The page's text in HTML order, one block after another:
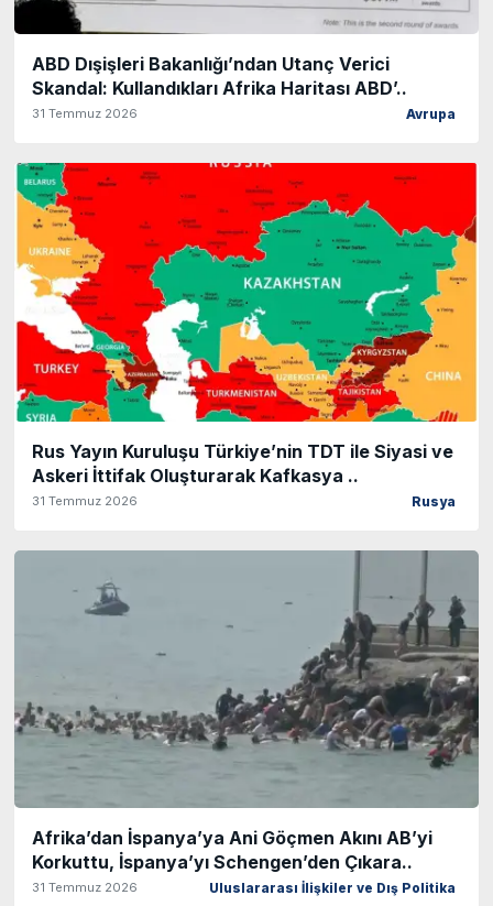
ABD Dışişleri Bakanlığı’ndan Utanç Verici
Skandal: Kullandıkları Afrika Haritası ABD’..
31 Temmuz 2026 Avrupa
Rus Yayın Kuruluşu Türkiye’nin TDT ile Siyasi ve
Askeri İttifak Oluşturarak Kafkasya ..
31 Temmuz 2026 Rusya
Afrika’dan İspanya’ya Ani Göçmen Akını AB’yi
Korkuttu, İspanya’yı Schengen’den Çıkara..
31 Temmuz 2026 Uluslararası İlişkiler ve Dış Politika